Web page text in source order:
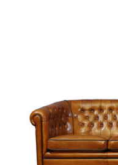
entnehmen Sie bitte